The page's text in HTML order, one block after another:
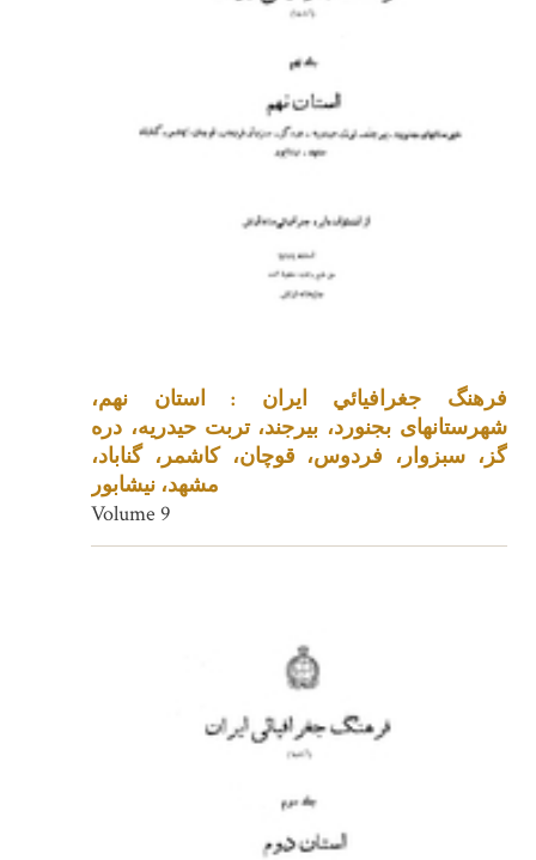
فرهنگ جغرافيائي ايران : استان نهم،
شهرستانهای بجنورد، بیرجند، تربت حیدریه، دره
گز، سبزوار، فردوس، قوچان، کاشمر، گناباد،
مشهد، نیشابور
Volume 9